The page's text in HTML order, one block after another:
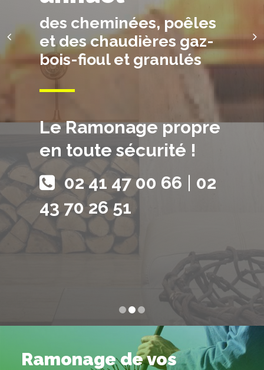
Ramonage de vos
des cheminées, poêles
et des chaudières gaz-
bois-fioul et granulés
Le Ramonage propre
en toute sécurité !
02 41 47 00 66
02
43 70 26 51